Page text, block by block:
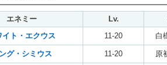
エネミー Lv.
イト・エクウス 11-20 白
グ・シミウス 11-20 原